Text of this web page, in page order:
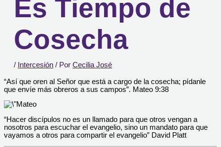
Es Tiempo de
Cosecha
/ Intercesión / Por Cecilia José
“Así que oren al Señor que está a cargo de la cosecha; pídanle
que envíe más obreros a sus campos”. Mateo 9:38
“Hacer discípulos no es un llamado para que otros vengan a
nosotros para escuchar el evangelio, sino un mandato para que
vayamos a otros para compartir el evangelio” David Platt